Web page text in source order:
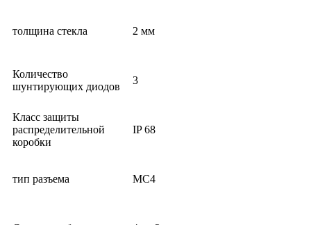
толщина стекла 2 мм
Количество
шунтирующих диодов
3
Класс защиты
распределительной
коробки
IP 68
тип разъема MC4